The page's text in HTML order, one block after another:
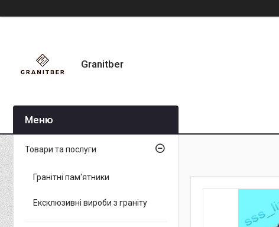
Granitber
Товари та послуги
Гранітні пам'ятники
Ексклюзивні вироби з граніту